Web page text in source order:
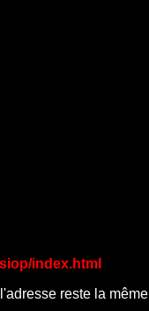
index.html
l'adresse reste la même